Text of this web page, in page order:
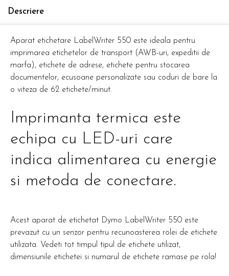
Descriere
Aparat etichetare LabelWriter 550 este ideala pentru
imprimarea etichetelor de transport (AWB-uri, expeditii de
marfa), etichete de adrese, etichete pentru stocarea
documentelor, ecusoane personalizate sau coduri de bare la
o viteza de 62 etichete/minut.
Imprimanta termica este
echipa cu LED-uri care
indica alimentarea cu energie
si metoda de conectare.
Acest aparat de etichetat Dymo LabelWriter 550 este
prevazut cu un senzor pentru recunoasterea rolei de etichete
utilizata. Vedeti tot timpul tipul de etichete utilizat,
dimensiunile etichetei si numarul de etichete ramase pe rola!